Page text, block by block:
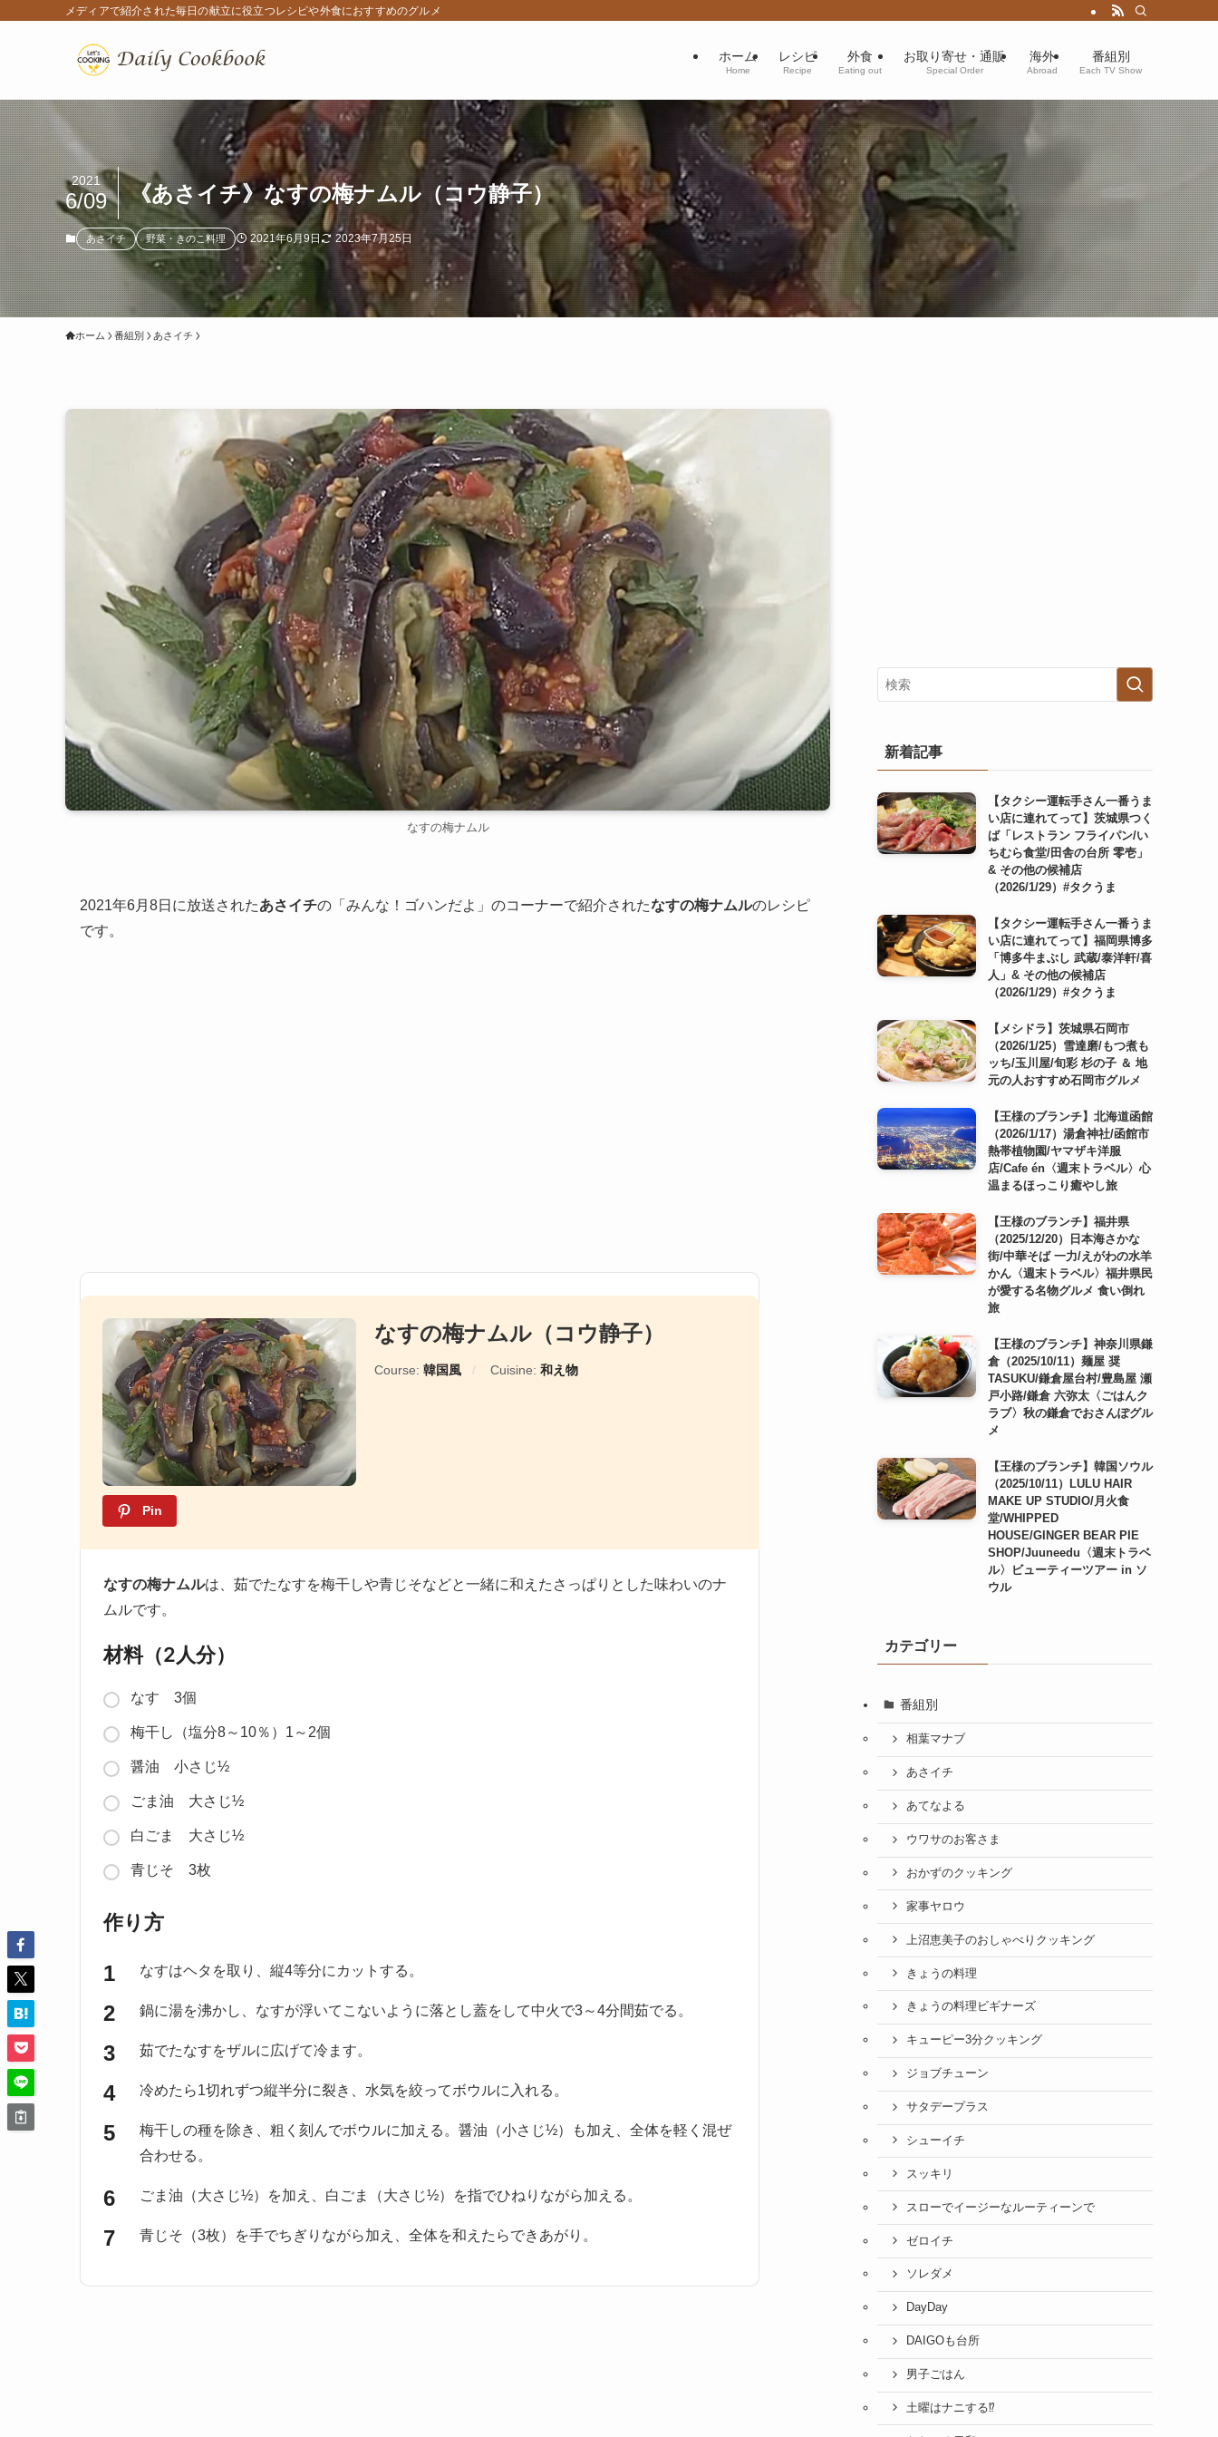
メディアで紹介された毎日の献立に役立つレシピや外食におすすめのグルメ
ホーム
Home
レシピ
Recipe
外食
Eating out
お取り寄せ・通販
Special Order
海外
Abroad
番組別
Each TV Show
《あさイチ》なすの梅ナムル（コウ静子）
2021
6/09
あさイチ 野菜・きのこ料理 2021年6月9日 2023年7月25日
ホーム 番組別 あさイチ
なすの梅ナムル
2021年6月8日に放送されたあさイチの「みんな！ゴハンだよ」のコーナーで紹介されたなすの梅ナムルのレシピ
です。
Pin
なすの梅ナムル（コウ静子）
Course: 韓国風 Cuisine: 和え物
なすの梅ナムルは、茹でたなすを梅干しや青じそなどと一緒に和えたさっぱりとした味わいのナ
ムルです。
材料（2人分）
なす 3個
梅干し（塩分8～10％）1～2個
醤油 小さじ½
ごま油 大さじ½
白ごま 大さじ½
青じそ 3枚
作り方
なすはヘタを取り、縦4等分にカットする。
鍋に湯を沸かし、なすが浮いてこないように落とし蓋をして中火で3～4分間茹でる。
茹でたなすをザルに広げて冷ます。
冷めたら1切れずつ縦半分に裂き、水気を絞ってボウルに入れる。
梅干しの種を除き、粗く刻んでボウルに加える。醤油（小さじ½）も加え、全体を軽く混ぜ
合わせる。
ごま油（大さじ½）を加え、白ごま（大さじ½）を指でひねりながら加える。
青じそ（3枚）を手でちぎりながら加え、全体を和えたらできあがり。
新着記事
【タクシー運転手さん一番うま
い店に連れてって】茨城県つく
ば「レストラン フライパン/い
ちむら食堂/田舎の台所 零壱」
& その他の候補店
（2026/1/29）#タクうま
【タクシー運転手さん一番うま
い店に連れてって】福岡県博多
「博多牛まぶし 武蔵/泰洋軒/喜
人」& その他の候補店
（2026/1/29）#タクうま
【メシドラ】茨城県石岡市
（2026/1/25）雪達磨/もつ煮も
ッち/玉川屋/旬彩 杉の子 ＆ 地
元の人おすすめ石岡市グルメ
【王様のブランチ】北海道函館
（2026/1/17）湯倉神社/函館市
熱帯植物園/ヤマザキ洋服
店/Cafe én〈週末トラベル〉心
温まるほっこり癒やし旅
【王様のブランチ】福井県
（2025/12/20）日本海さかな
街/中華そば 一力/えがわの水羊
かん〈週末トラベル〉福井県民
が愛する名物グルメ 食い倒れ
旅
【王様のブランチ】神奈川県鎌
倉（2025/10/11）麺屋 奨
TASUKU/鎌倉屋台村/豊島屋 瀬
戸小路/鎌倉 六弥太〈ごはんク
ラブ〉秋の鎌倉でおさんぽグル
メ
【王様のブランチ】韓国ソウル
（2025/10/11）LULU HAIR
MAKE UP STUDIO/月火食
堂/WHIPPED
HOUSE/GINGER BEAR PIE
SHOP/Juuneedu〈週末トラベ
ル〉ビューティーツアー in ソ
ウル
カテゴリー
番組別
相葉マナブ
あさイチ
あてなよる
ウワサのお客さま
おかずのクッキング
家事ヤロウ
上沼恵美子のおしゃべりクッキング
きょうの料理
きょうの料理ビギナーズ
キューピー3分クッキング
ジョブチューン
サタデープラス
シューイチ
スッキリ
スローでイージーなルーティーンで
ゼロイチ
ソレダメ
DayDay
DAIGOも台所
男子ごはん
土曜はナニする⁉